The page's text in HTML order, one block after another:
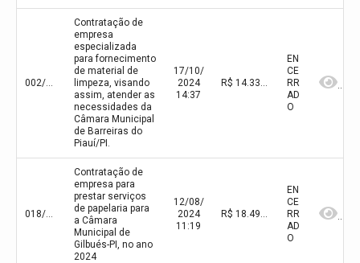
002/2024
Contratação de
empresa
especializada
para fornecimento
de material de
limpeza, visando
assim, atender as
necessidades da
Câmara Municipal
de Barreiras do
Piauí/PI.
17/10/
2024
14:37
R$ 14.331,25(valor inicial) R$ 14.331,25(valor atualizado)
EN
CE
RR
AD
O
018/2024
Contratação de
empresa para
prestar serviços
de papelaria para
a Câmara
Municipal de
Gilbués-PI, no ano
2024
12/08/
2024
11:19
R$ 18.495,00(valor inicial) R$ 18.495,00(valor atualizado)
EN
CE
RR
AD
O